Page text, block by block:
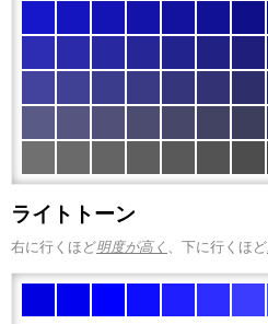
ライトトーン
右に行くほど明度が高く 、下に行くほど